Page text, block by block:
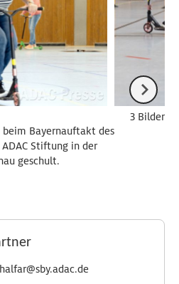
Bayernauftakt des
Stiftung in der
geschult.
3 Bilder